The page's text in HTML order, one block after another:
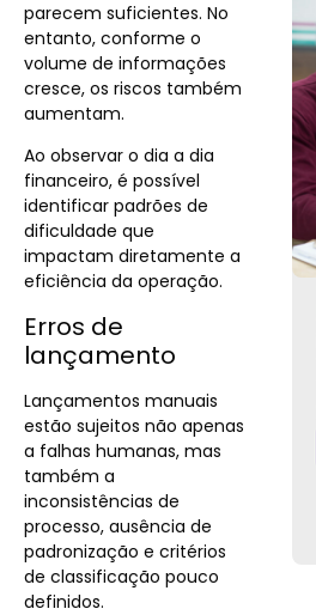
parecem suficientes. No
entanto, conforme o
volume de informações
cresce, os riscos também
aumentam.
Ao observar o dia a dia
financeiro, é possível
identificar padrões de
dificuldade que
impactam diretamente a
eficiência da operação.
Erros de
lançamento
Lançamentos manuais
estão sujeitos não apenas
a falhas humanas, mas
também a
inconsistências de
processo, ausência de
padronização e critérios
de classificação pouco
definidos.